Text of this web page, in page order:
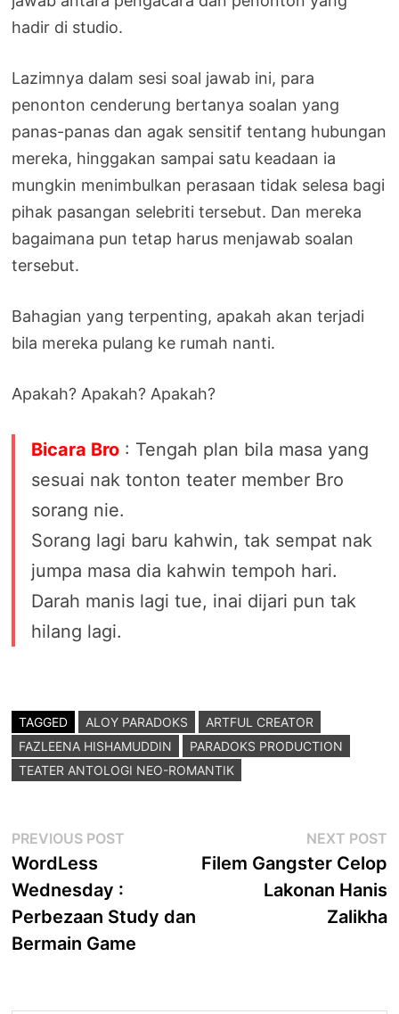
hadir di studio.
Lazimnya dalam sesi soal jawab ini, para
penonton cenderung bertanya soalan yang
panas-panas dan agak sensitif tentang hubungan
mereka, hinggakan sampai satu keadaan ia
mungkin menimbulkan perasaan tidak selesa bagi
pihak pasangan selebriti tersebut. Dan mereka
bagaimana pun tetap harus menjawab soalan
tersebut.
Bahagian yang terpenting, apakah akan terjadi
bila mereka pulang ke rumah nanti.
Apakah? Apakah? Apakah?
Bicara Bro : Tengah plan bila masa yang
sesuai nak tonton teater member Bro
sorang nie.
Sorang lagi baru kahwin, tak sempat nak
jumpa masa dia kahwin tempoh hari.
Darah manis lagi tue, inai dijari pun tak
hilang lagi.
TAGGED ALOY PARADOKS
ARTFUL CREATOR
FAZLEENA HISHAMUDDIN
PARADOKS PRODUCTION
TEATER ANTOLOGI NEO-ROMANTIK
Post
navigation
PREVIOUS POST
WordLess
Wednesday :
Perbezaan Study dan
Bermain Game
NEXT POST
Filem Gangster Celop
Lakonan Hanis
Zalikha